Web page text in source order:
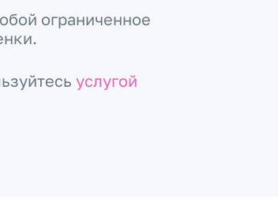
ограниченное
услугой